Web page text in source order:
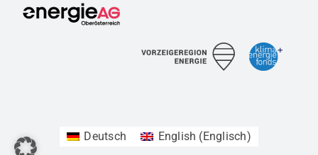
Datenschutz
Newsletter
Deutsch English (Englisch)